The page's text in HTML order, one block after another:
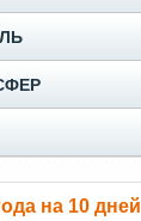
на 10 дней